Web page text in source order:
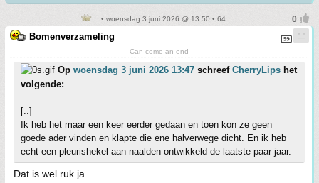
• woensdag 3 juni 2026 @ 13:50 • 64
Bomenverzameling
Can come an end
Op woensdag 3 juni 2026 13:47 schreef CherryLips het
volgende:
[..]
Ik heb het maar een keer eerder gedaan en toen kon ze geen
goede ader vinden en klapte die ene halverwege dicht. En ik heb
echt een pleurishekel aan naalden ontwikkeld de laatste paar jaar.
Dat is wel ruk ja...